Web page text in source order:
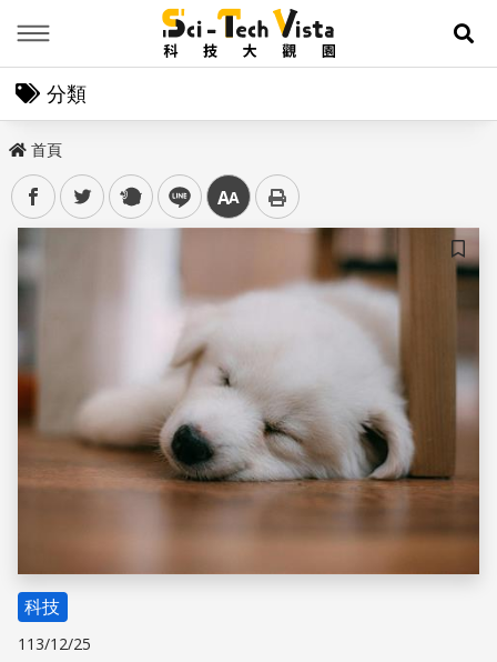
展
分類
首頁
facebooktwitter plurk line 中
儲存
科技
113/12/25